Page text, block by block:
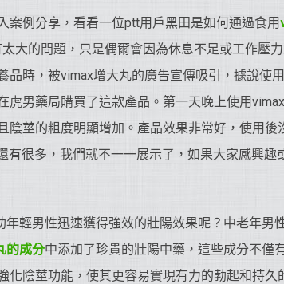
案例分享，看看一位ptt用戶黑田是如何通過食用
大的問題，只是偶爾會因為休息不足或工作壓
品時，被vimax增大丸的廣告宣傳吸引，據說使
虎男藥局購買了這款產品。第一天晚上使用
陰莖的粗度明顯增加。產品效果非常好，使用
有很多，我們就不一一展示了，如果大家感興
年輕男性迅速獲得強效的壯陽效果呢？中老年男
的成分中添加了珍貴的壯陽中藥，這些成分不僅
化陰莖功能，使其更容易實現有力的勃起和持